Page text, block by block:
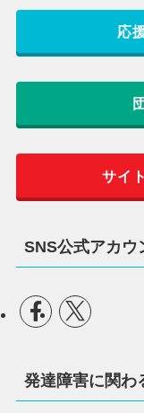
応
サイ
SNS公式アカウ
発達障害に関わ